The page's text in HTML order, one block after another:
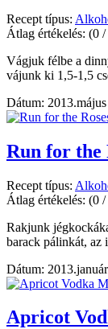
Recept típus:
Átlag értékelés: (0 /
Vágjuk félbe a
vájunk ki 1,5-1,5
Dátum: 2013.május
Run for the
Recept típus:
Átlag értékelés: (0 /
Rakjunk
barack pálinkát, az
Dátum:
Apricot